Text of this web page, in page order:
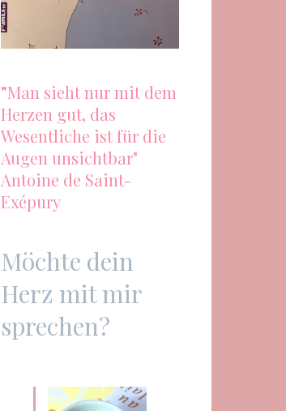
"Man sieht nur mit dem
Herzen gut, das
Wesentliche ist für die
Augen unsichtbar"
Antoine de Saint-
Exépury
Möchte dein
Herz mit mir
sprechen?